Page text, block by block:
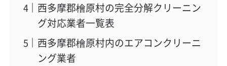
西多摩郡檜原村の完全分解クリーニン
グ対応業者一覧表
西多摩郡檜原村内のエアコンクリーニ
ング業者